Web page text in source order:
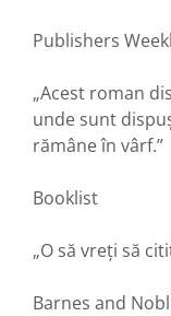
Publishers
„Acest roman
unde sunt
rămâne în vârf.”
Booklist
„O să vreți să
Barnes and